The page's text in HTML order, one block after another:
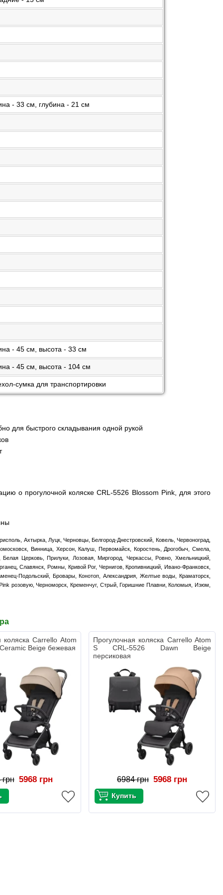
- 33 см, глубина - 21 см
- 45 см, высота - 33 см
- 45 см, высота - 104 см
сумка для транспортировки
для быстрого складывания одной рукой
о прогулочной коляске CRL-5526 Blossom Pink, для этого
Ахтырка, Луцк, Черновцы, Белгород-Днестровский, Ковель, Червоноград,
Винница, Херсон, Калуш, Первомайск, Коростень, Дрогобыч, Смела,
Церковь, Прилуки, Лозовая, Миргород, Черкассы, Ровно, Хмельницкий,
Славянск, Ромны, Кривой Рог, Чернигов, Кропивницкий, Ивано-Франковск,
Подольский, Бровары, Конотоп, Александрия, Желтые воды, Краматорск,
розовую, Черноморск, Кременчуг, Стрый, Горишние Плавни, Коломыя, Изюм,
коляска Carrello Atom
Beige бежевая
грн 5968 грн
Прогулочная коляска Carrello Atom
S CRL-5526 Dawn Beige
персиковая
6984 грн 5968 грн